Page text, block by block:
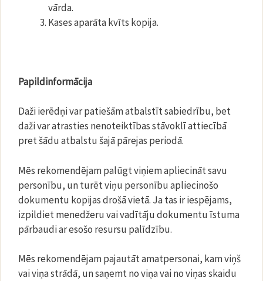
vārda.
Kases aparāta kvīts kopija.
Papildinformācija
Daži ierēdņi var patiešām atbalstīt sabiedrību, bet
daži var atrasties nenoteiktības stāvoklī attiecībā
pret šādu atbalstu šajā pārejas periodā.
Mēs rekomendējam palūgt viņiem apliecināt savu
personību, un turēt viņu personību apliecinošo
dokumentu kopijas drošā vietā. Ja tas ir iespējams,
izpildiet menedžeru vai vadītāju dokumentu īstuma
pārbaudi ar esošo resursu palīdzību.
Mēs rekomendējam pajautāt amatpersonai, kam viņš
vai viņa strādā, un saņemt no viņa vai no viņas skaidu